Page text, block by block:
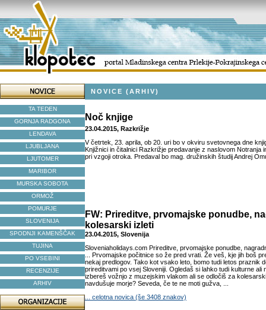
TA TEDEN
GORNJA RADGONA
LENDAVA
LJUBLJANA
LJUTOMER
MARIBOR
MURSKA SOBOTA
ORMOŽ
POMURJE
SLOVENIJA
SPODNJI KAMENŠČAK
TUJINA
PO VSEBINI
RECENZIJE
ARHIV
NOVICE (ARHIV)
Noč knjige
23.04.2015, Razkrižje
V četrtek, 23. aprila, ob 20. uri bo v okviru svetovnega dne
Knjižnici in čitalnici Razkrižje predavanje z naslovom Notranja
pri vzgoji otroka. Predaval bo mag. družinskih študij Andrej
FW: Prireditve, prvomajske ponudbe,
kolesarski izleti
23.04.2015, Slovenija
Sloveniaholidays.com Prireditve, prvomajske ponudbe,
... Prvomajske počitnice so že pred vrati. Že veš, kje jih boš
nekaj predlogov. Tako kot vsako leto, bomo tudi letos praznik
prireditvami po vsej Sloveniji. Ogledaš si lahko tudi kulturne ali
izbereš vožnjo z muzejskim vlakom ali se odločiš za
navdušuje morje? Seveda, če te ne moti gužva, ...
... celotna novica (še 3408 znakov)